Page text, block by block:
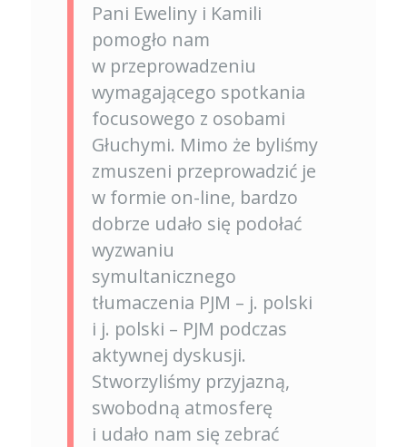
Pani Eweliny i Kamili
pomogło nam
w przeprowadzeniu
wymagającego spotkania
focusowego z osobami
Głuchymi. Mimo że byliśmy
zmuszeni przeprowadzić je
w formie on-line, bardzo
dobrze udało się podołać
wyzwaniu
symultanicznego
tłumaczenia PJM – j. polski
i j. polski – PJM podczas
aktywnej dyskusji.
Stworzyliśmy przyjazną,
swobodną atmosferę
i udało nam się zebrać